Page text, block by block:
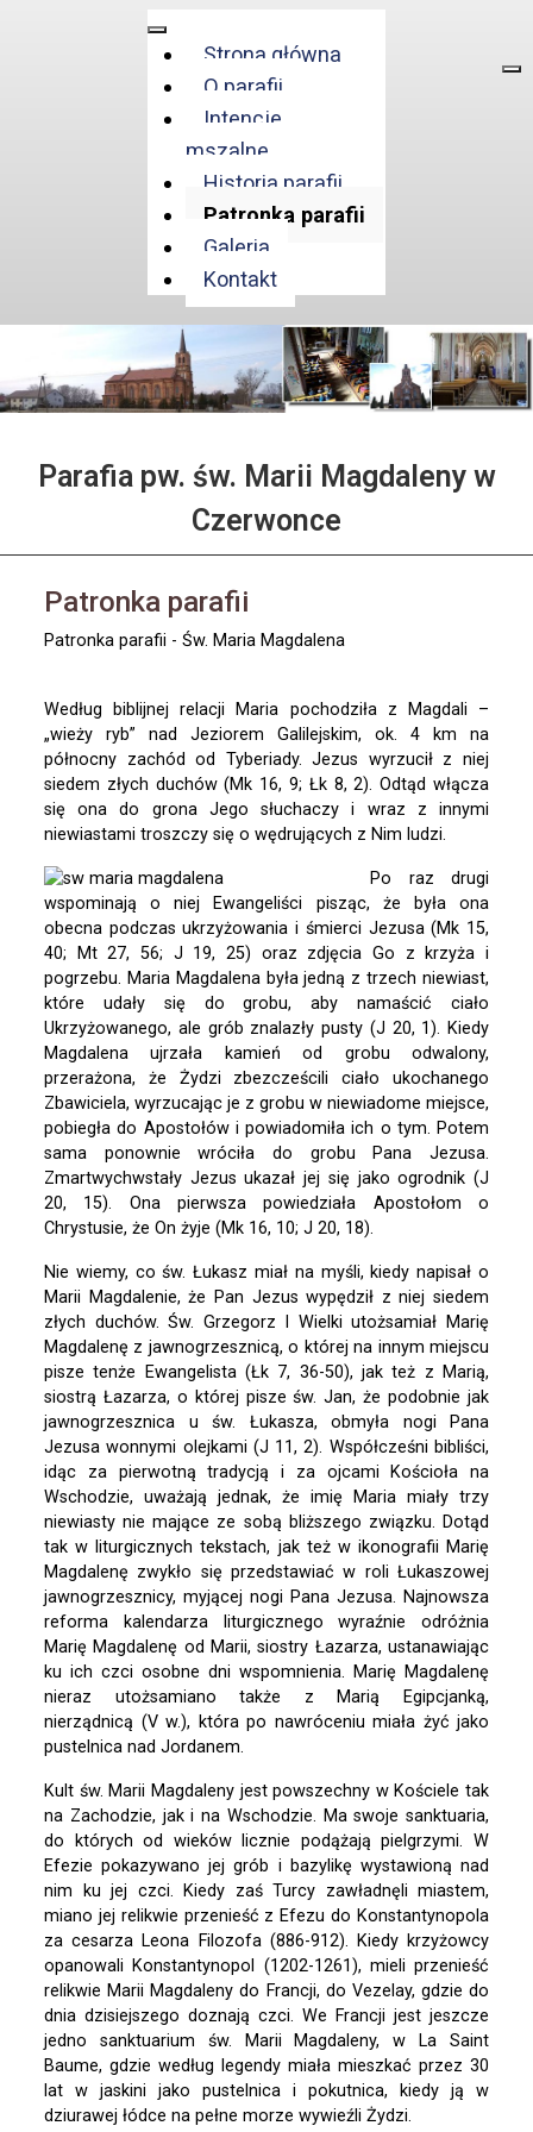
Strona główna
O parafii
Intencje
mszalne
Historia parafii
Patronka parafii
Galeria
Kontakt
Parafia pw. św. Marii Magdaleny w
Czerwonce
Patronka parafii
Patronka parafii - Św. Maria Magdalena
Według biblijnej relacji Maria pochodziła z Magdali –
„wieży ryb” nad Jeziorem Galilejskim, ok. 4 km na
północny zachód od Tyberiady. Jezus wyrzucił z niej
siedem złych duchów (Mk 16, 9; Łk 8, 2). Odtąd włącza
się ona do grona Jego słuchaczy i wraz z innymi
niewiastami troszczy się o wędrujących z Nim ludzi.
Po raz drugi
wspominają o niej Ewangeliści pisząc, że była ona
obecna podczas ukrzyżowania i śmierci Jezusa (Mk 15,
40; Mt 27, 56; J 19, 25) oraz zdjęcia Go z krzyża i
pogrzebu. Maria Magdalena była jedną z trzech niewiast,
które udały się do grobu, aby namaścić ciało
Ukrzyżowanego, ale grób znalazły pusty (J 20, 1). Kiedy
Magdalena ujrzała kamień od grobu odwalony,
przerażona, że Żydzi zbezcześcili ciało ukochanego
Zbawiciela, wyrzucając je z grobu w niewiadome miejsce,
pobiegła do Apostołów i powiadomiła ich o tym. Potem
sama ponownie wróciła do grobu Pana Jezusa.
Zmartwychwstały Jezus ukazał jej się jako ogrodnik (J
20, 15). Ona pierwsza powiedziała Apostołom o
Chrystusie, że On żyje (Mk 16, 10; J 20, 18).
Nie wiemy, co św. Łukasz miał na myśli, kiedy napisał o
Marii Magdalenie, że Pan Jezus wypędził z niej siedem
złych duchów. Św. Grzegorz I Wielki utożsamiał Marię
Magdalenę z jawnogrzesznicą, o której na innym miejscu
pisze tenże Ewangelista (Łk 7, 36-50), jak też z Marią,
siostrą Łazarza, o której pisze św. Jan, że podobnie jak
jawnogrzesznica u św. Łukasza, obmyła nogi Pana
Jezusa wonnymi olejkami (J 11, 2). Współcześni bibliści,
idąc za pierwotną tradycją i za ojcami Kościoła na
Wschodzie, uważają jednak, że imię Maria miały trzy
niewiasty nie mające ze sobą bliższego związku. Dotąd
tak w liturgicznych tekstach, jak też w ikonografii Marię
Magdalenę zwykło się przedstawiać w roli Łukaszowej
jawnogrzesznicy, myjącej nogi Pana Jezusa. Najnowsza
reforma kalendarza liturgicznego wyraźnie odróżnia
Marię Magdalenę od Marii, siostry Łazarza, ustanawiając
ku ich czci osobne dni wspomnienia. Marię Magdalenę
nieraz utożsamiano także z Marią Egipcjanką,
nierządnicą (V w.), która po nawróceniu miała żyć jako
pustelnica nad Jordanem.
Kult św. Marii Magdaleny jest powszechny w Kościele tak
na Zachodzie, jak i na Wschodzie. Ma swoje sanktuaria,
do których od wieków licznie podążają pielgrzymi. W
Efezie pokazywano jej grób i bazylikę wystawioną nad
nim ku jej czci. Kiedy zaś Turcy zawładnęli miastem,
miano jej relikwie przenieść z Efezu do Konstantynopola
za cesarza Leona Filozofa (886-912). Kiedy krzyżowcy
opanowali Konstantynopol (1202-1261), mieli przenieść
relikwie Marii Magdaleny do Francji, do Vezelay, gdzie do
dnia dzisiejszego doznają czci. We Francji jest jeszcze
jedno sanktuarium św. Marii Magdaleny, w La Saint
Baume, gdzie według legendy miała mieszkać przez 30
lat w jaskini jako pustelnica i pokutnica, kiedy ją w
dziurawej łódce na pełne morze wywieźli Żydzi.